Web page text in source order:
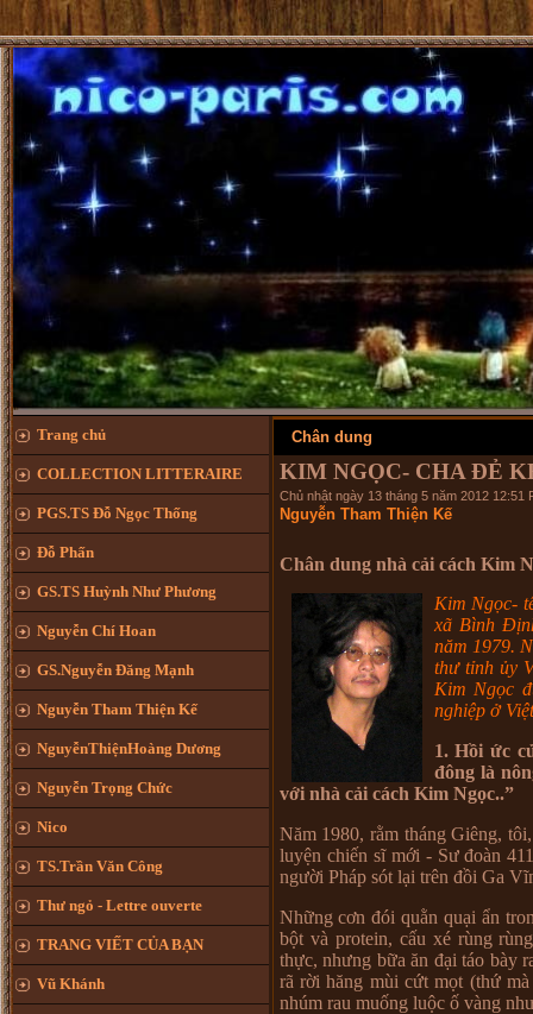
Trang chủ
COLLECTION LITTERAIRE
PGS.TS Đỗ Ngọc Thống
Đỗ Phấn
GS.TS Huỳnh Như Phương
Nguyễn Chí Hoan
GS.Nguyễn Đăng Mạnh
Nguyễn Tham Thiện Kế
NguyễnThiệnHoàng Dương
Nguyễn Trọng Chức
Nico
TS.Trần Văn Công
Thư ngỏ - Lettre ouverte
TRANG VIẾT CỦA BẠN
Vũ Khánh
Chân dung
KIM NGỌC- CHA ĐẺ
Chủ nhật ngày 13 tháng 5 năm 2012 12:51
Nguyễn Tham Thiện Kế
Chân dung nhà cải cách Kim
Kim Ngọc-
xã Bình Đị
năm 1979.
thưtỉnh ủy
Kim Ngọc đ
nghiệp ởViệ
1. Hồiức c
đông là
với nhà cải cách Kim Ngọ
Năm 1980, rằm tháng Giêng,
luyện chiến sĩ mới - Sưđoàn
người Pháp sót lại trên đồi Ga
Những cơn đói quằn quạiẩn
bột và protein, cấu xé rùng
thực, nhưng bữa ăn đại táo bày
rã rời hăng mùi cứt mọt (thứ
nhúm rau muống luộc ốvàng nh